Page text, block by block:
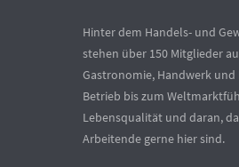
Hinter dem Handels- und
stehen über 150 Mitglieder
Gastronomie, Handwerk
Betrieb bis zum
Lebensqualität und daran,
Arbeitende gerne hier sind.